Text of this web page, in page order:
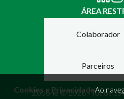
ÁREA
Colaborador
Parceiros
Zopone © 2026 - Todos
Cookies e PrivacidadeAo